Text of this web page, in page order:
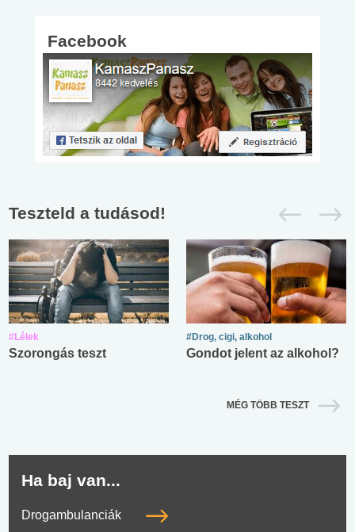
Facebook
Teszteld a tudásod!
#Lélek
Szorongás teszt
#Drog, cigi, alkohol
Gondot jelent az alkohol?
MÉG TÖBB TESZT
Ha baj van...
Drogambulanciák